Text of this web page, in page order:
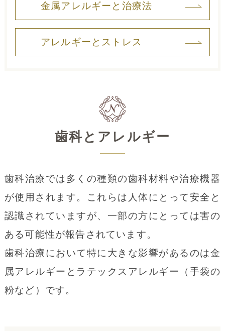
金属アレルギーと治療法
アレルギーとストレス
歯科とアレルギー
歯科治療では多くの種類の歯科材料や治療機器
が使用されます。これらは人体にとって安全と
認識されていますが、一部の方にとっては害の
ある可能性が報告されています。
歯科治療において特に大きな影響があるのは金
属アレルギーとラテックスアレルギー（手袋の
粉など）です。